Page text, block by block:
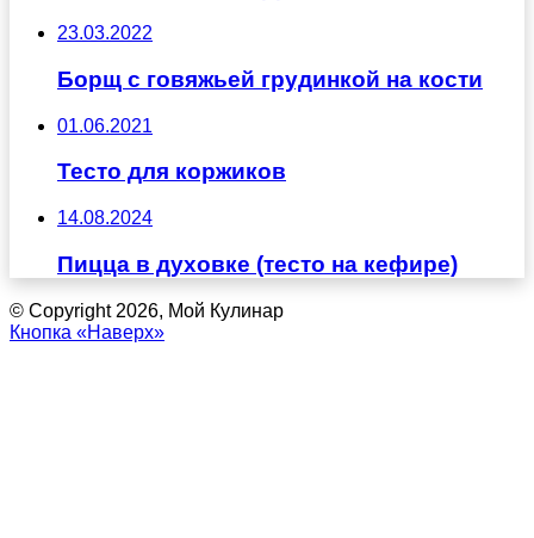
23.03.2022
Борщ с говяжьей грудинкой на кости
01.06.2021
Тесто для коржиков
14.08.2024
Пицца в духовке (тесто на кефире)
© Copyright 2026, Мой Кулинар
Кнопка «Наверх»